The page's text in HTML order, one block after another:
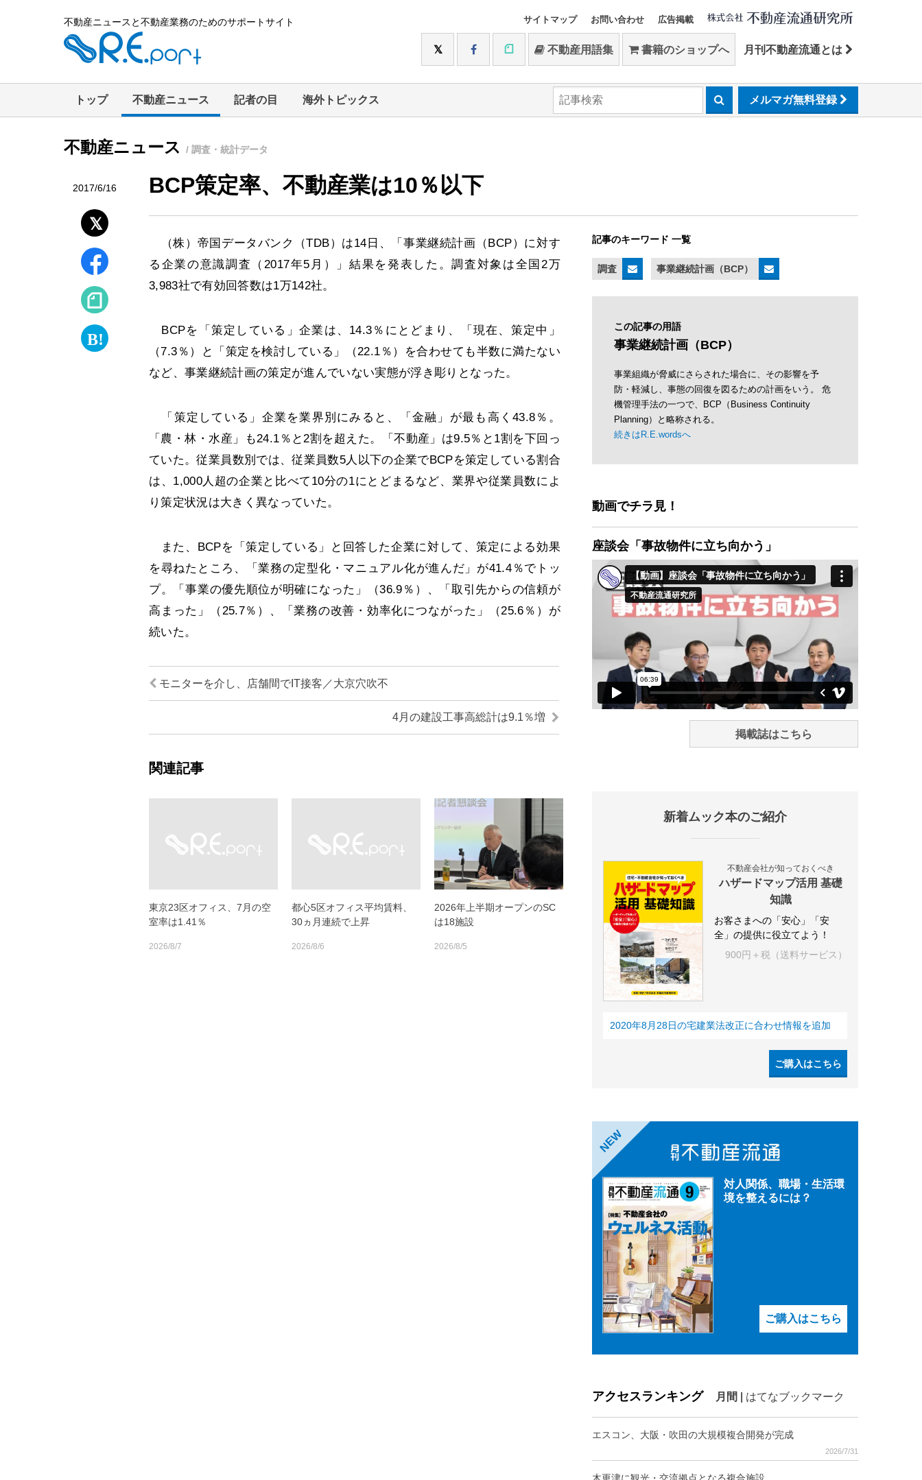
不動産ニュースと不動産業務のためのサポートサイト サイトマップ お問い合わせ 広告掲載
不動産用語集 書籍のショップへ 月刊不動産流通とは
トップ 不動産ニュース 記者の目 海外トピックス メルマガ無料登録
不動産ニュース / 調査・統計データ
2017/6/16 BCP策定率、不動産業は10％以下
（株）帝国データバンク（TDB）は14日、「事業継続計画（BCP）に対す
る企業の意識調査（2017年5月）」結果を発表した。調査対象は全国2万
3,983社で有効回答数は1万142社。
BCPを「策定している」企業は、14.3％にとどまり、「現在、策定中」
（7.3％）と「策定を検討している」（22.1％）を合わせても半数に満たない
など、事業継続計画の策定が進んでいない実態が浮き彫りとなった。
「策定している」企業を業界別にみると、「金融」が最も高く43.8％。
「農・林・水産」も24.1％と2割を超えた。「不動産」は9.5％と1割を下回っ
ていた。従業員数別では、従業員数5人以下の企業でBCPを策定している割合
は、1,000人超の企業と比べて10分の1にとどまるなど、業界や従業員数によ
り策定状況は大きく異なっていた。
また、BCPを「策定している」と回答した企業に対して、策定による効果
を尋ねたところ、「業務の定型化・マニュアル化が進んだ」が41.4％でトッ
プ。「事業の優先順位が明確になった」（36.9％）、「取引先からの信頼が
高まった」（25.7％）、「業務の改善・効率化につながった」（25.6％）が
続いた。
モニターを介し、店舗間でIT接客／大京穴吹不
4月の建設工事高総計は9.1％増
関連記事
東京23区オフィス、7月の空
室率は1.41％
2026/8/7
都心5区オフィス平均賃料、
30ヵ月連続で上昇
2026/8/6
2026年上半期オープンのSC
は18施設
2026/8/5
記事のキーワード 一覧
調査 事業継続計画（BCP）
この記事の用語
事業継続計画（BCP）
事業組織が脅威にさらされた場合に、その影響を予
防・軽減し、事態の回復を図るための計画をいう。 危
機管理手法の一つで、BCP（Business Continuity
Planning）と略称される。
続きはR.E.wordsへ
動画でチラ見！
座談会「事故物件に立ち向かう」
掲載誌はこちら
新着ムック本のご紹介
不動産会社が知っておくべき
ハザードマップ活用 基礎
知識
お客さまへの「安心」「安
全」の提供に役立てよう！
900円＋税（送料サービス）
2020年8月28日の宅建業法改正に合わせ情報を追加
ご購入はこちら
NEW
対人関係、職場・生活環
境を整えるには？
ご購入はこちら
アクセスランキング 月間 はてなブックマーク
エスコン、大阪・吹田の大規模複合開発が完成
2026/7/31